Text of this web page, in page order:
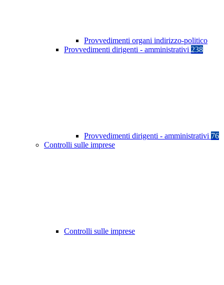
Provvedimenti organi indirizzo-politico
Provvedimenti dirigenti - amministrativi 238
Provvedimenti dirigenti - amministrativi 76
Controlli sulle imprese
Controlli sulle imprese